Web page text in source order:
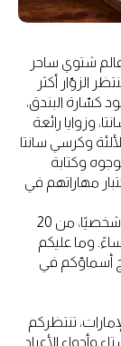
شتوي ساحر
الزوّار أكثر
كسّارة البندق،
وزوايا رائعة
وكرسي سانتا
وكتابة
مهاراتهم في
وتكتمل هذه التجربة المميّزة مع لقاء سانتا كلوز شخصيًا، من 20
بين الساعة 12:00 ظهرًا و8:00 مساءً. وما عليكم
أسماؤكم في
تنتظركم
الأعياد.